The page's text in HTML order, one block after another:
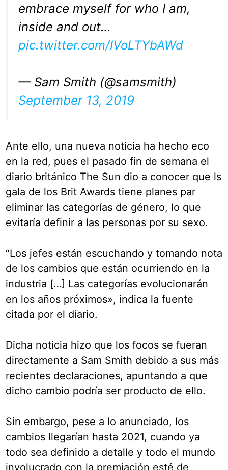
embrace myself for who I am,
inside and out…
pic.twitter.com/IVoLTYbAWd
— Sam Smith (@samsmith)
September 13, 2019
Ante ello, una nueva noticia ha hecho eco
en la red, pues el pasado fin de semana el
diario británico The Sun dio a conocer que ls
gala de los Brit Awards tiene planes par
eliminar las categorías de género, lo que
evitaría definir a las personas por su sexo.
“Los jefes están escuchando y tomando nota
de los cambios que están ocurriendo en la
industria […] Las categorías evolucionarán
en los años próximos», indica la fuente
citada por el diario.
Dicha noticia hizo que los focos se fueran
directamente a Sam Smith debido a sus más
recientes declaraciones, apuntando a que
dicho cambio podría ser producto de ello.
Sin embargo, pese a lo anunciado, los
cambios llegarían hasta 2021, cuando ya
todo sea definido a detalle y todo el mundo
involucrado con la premiación esté de